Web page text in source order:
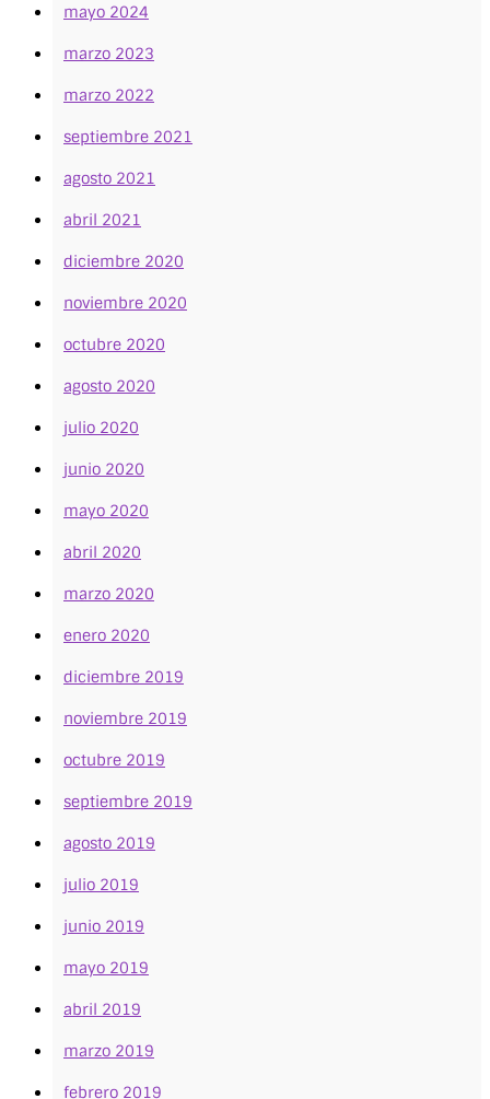
mayo 2024
marzo 2023
marzo 2022
septiembre 2021
agosto 2021
abril 2021
diciembre 2020
noviembre 2020
octubre 2020
agosto 2020
julio 2020
junio 2020
mayo 2020
abril 2020
marzo 2020
enero 2020
diciembre 2019
noviembre 2019
octubre 2019
septiembre 2019
agosto 2019
julio 2019
junio 2019
mayo 2019
abril 2019
marzo 2019
febrero 2019